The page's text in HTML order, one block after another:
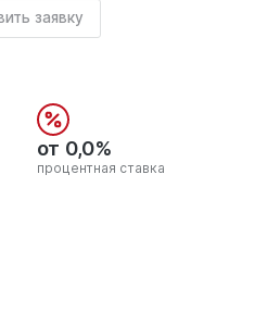
заявку
от 0,0%
процентная ставка